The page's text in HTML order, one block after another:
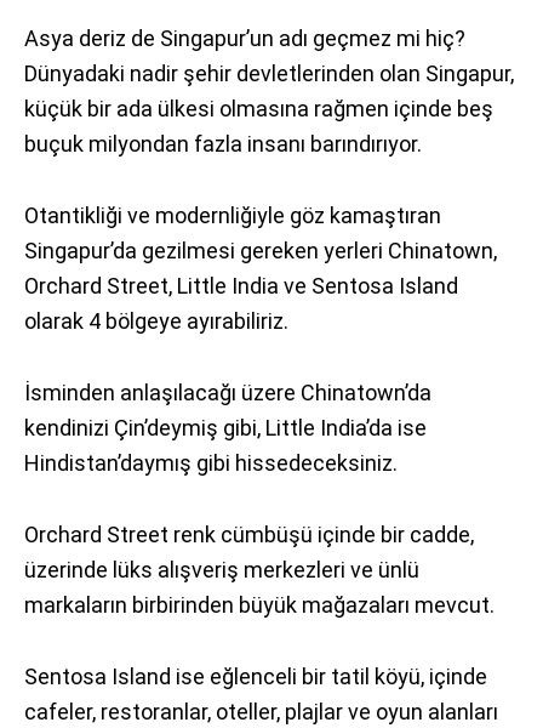
Asya deriz de Singapur’un adı geçmez mi hiç?
Dünyadaki nadir şehir devletlerinden olan Singapur,
küçük bir ada ülkesi olmasına rağmen içinde beş
buçuk milyondan fazla insanı barındırıyor.
Otantikliği ve modernliğiyle göz kamaştıran
Singapur’da gezilmesi gereken yerleri Chinatown,
Orchard Street, Little India ve Sentosa Island
olarak 4 bölgeye ayırabiliriz.
İsminden anlaşılacağı üzere Chinatown’da
kendinizi Çin’deymiş gibi, Little India’da ise
Hindistan’daymış gibi hissedeceksiniz.
Orchard Street renk cümbüşü içinde bir cadde,
üzerinde lüks alışveriş merkezleri ve ünlü
markaların birbirinden büyük mağazaları mevcut.
Sentosa Island ise eğlenceli bir tatil köyü, içinde
cafeler, restoranlar, oteller, plajlar ve oyun alanları